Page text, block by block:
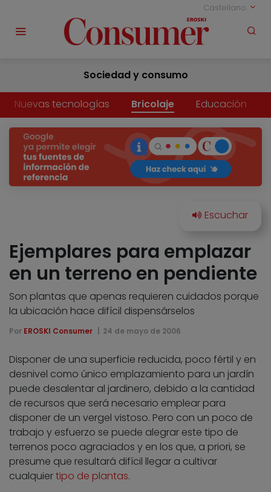
Castellano
Sociedad y consumo
Nuevas tecnologías Bricolaje Educación
Ejemplares para emplazar
en un terreno en pendiente
Son plantas que apenas requieren cuidados porque
la ubicación hace difícil dispensárselos
Por EROSKI Consumer 24 de mayo de 2006
Disponer de una superficie reducida, poco fértil y en
desnivel como único emplazamiento para un jardín
puede desalentar al jardinero, debido a la cantidad
de recursos que será necesario emplear para
disponer de un vergel vistoso. Pero con un poco de
trabajo y esfuerzo se puede alegrar este tipo de
terrenos poco agraciados y en los que, a priori, se
presume que resultará difícil llegar a cultivar
cualquiertipo de plantas.